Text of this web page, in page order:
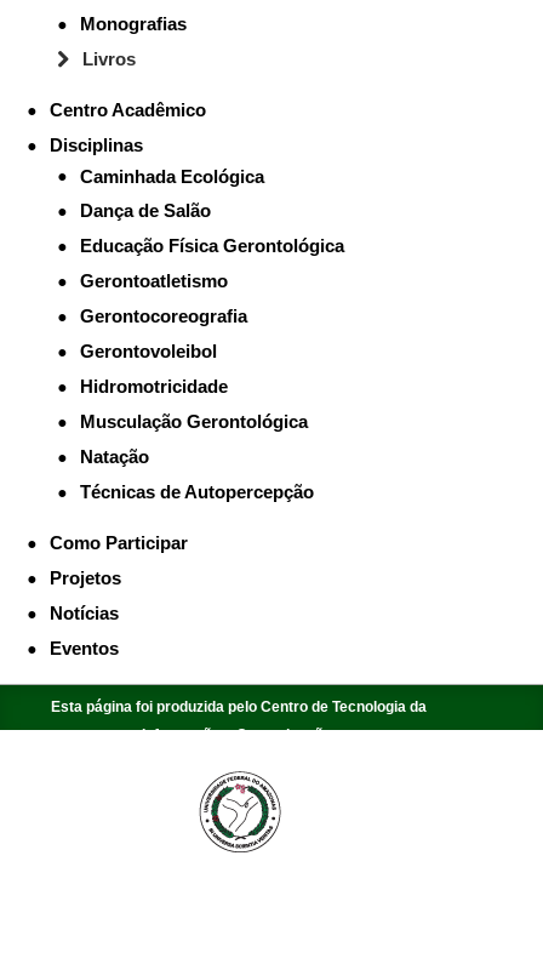
Monografias
Livros
Centro Acadêmico
Disciplinas
Caminhada Ecológica
Dança de Salão
Educação Física Gerontológica
Gerontoatletismo
Gerontocoreografia
Gerontovoleibol
Hidromotricidade
Musculação Gerontológica
Natação
Técnicas de Autopercepção
Como Participar
Projetos
Notícias
Eventos
Esta página foi produzida pelo Centro de Tecnologia da
Informação e Comunicação